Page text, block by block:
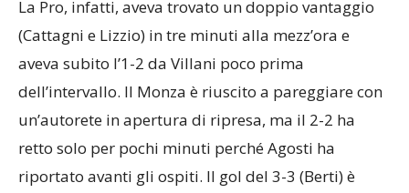
diversi rimpianti per come si è sviluppata la gara.
La Pro, infatti, aveva trovato un doppio vantaggio
(Cattagni e Lizzio) in tre minuti alla mezz’ora e
aveva subito l’1-2 da Villani poco prima
dell’intervallo. Il Monza è riuscito a pareggiare con
un’autorete in apertura di ripresa, ma il 2-2 ha
retto solo per pochi minuti perché Agosti ha